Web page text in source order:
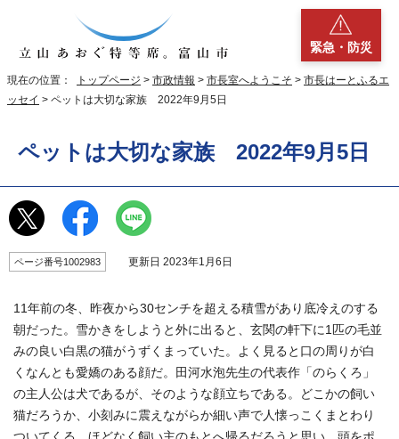
緊急・防災
現在の位置： トップページ > 市政情報 > 市長室へようこそ > 市長はーとふるエ
ッセイ > ペットは大切な家族 2022年9月5日
ペットは大切な家族 2022年9月5日
ページ番号1002983 更新日 2023年1月6日
11年前の冬、昨夜から30センチを超える積雪があり底冷えのする
朝だった。雪かきをしようと外に出ると、玄関の軒下に1匹の毛並
みの良い白黒の猫がうずくまっていた。よく見ると口の周りが白
くなんとも愛嬌のある顔だ。田河水泡先生の代表作「のらくろ」
の主人公は犬であるが、そのような顔立ちである。どこかの飼い
猫だろうか、小刻みに震えながらか細い声で人懐っこくまとわり